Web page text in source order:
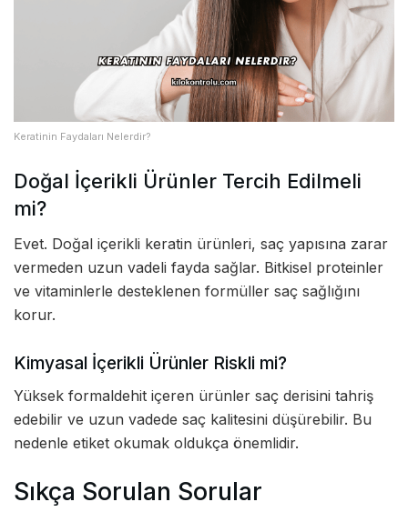
Keratinin Faydaları Nelerdir?
Doğal İçerikli Ürünler Tercih Edilmeli
mi?
Evet. Doğal içerikli keratin ürünleri, saç yapısına zarar
vermeden uzun vadeli fayda sağlar. Bitkisel proteinler
ve vitaminlerle desteklenen formüller saç sağlığını
korur.
Kimyasal İçerikli Ürünler Riskli mi?
Yüksek formaldehit içeren ürünler saç derisini tahriş
edebilir ve uzun vadede saç kalitesini düşürebilir. Bu
nedenle etiket okumak oldukça önemlidir.
Sıkça Sorulan Sorular